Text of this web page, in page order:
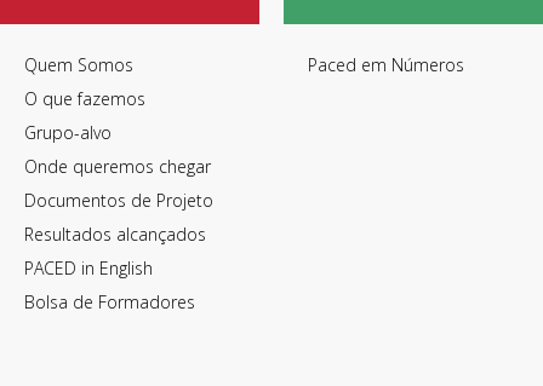
Quem Somos
O que fazemos
Grupo-alvo
Onde queremos chegar
Documentos de Projeto
Resultados alcançados
PACED in English
Bolsa de Formadores
Paced em Números